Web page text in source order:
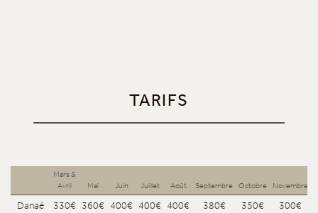
TARIFS
Mars &
Avril
Mai Juin Juillet Août Septembre Octobre Novembre
Danaé 330€ 360€ 400€ 400€ 400€ 380€ 350€
300€